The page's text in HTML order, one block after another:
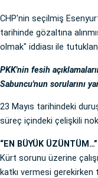
CHP'nin seçilmiş
tarihinde gözaltına
olmak" iddiası ile
PKK'nin fesih
Sabuncu'nun sorularını
23 Mayıs tarihindeki
süreç içindeki çelişkili
“EN BÜYÜK ÜZÜNTÜM…”
Kürt sorunu üzerine
katkı vermesi gerekirken